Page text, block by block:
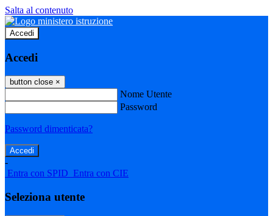
Salta al contenuto
Accedi
Accedi
button close ×
Nome Utente
Password
Password dimenticata?
-
Entra con SPID Entra con CIE
Seleziona utente